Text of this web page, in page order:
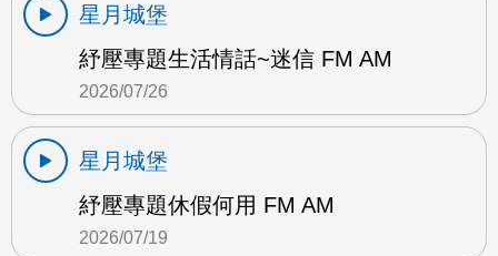
星月城堡
紓壓專題生活情話~迷信 FM AM
2026/07/26
星月城堡
紓壓專題休假何用 FM AM
2026/07/19